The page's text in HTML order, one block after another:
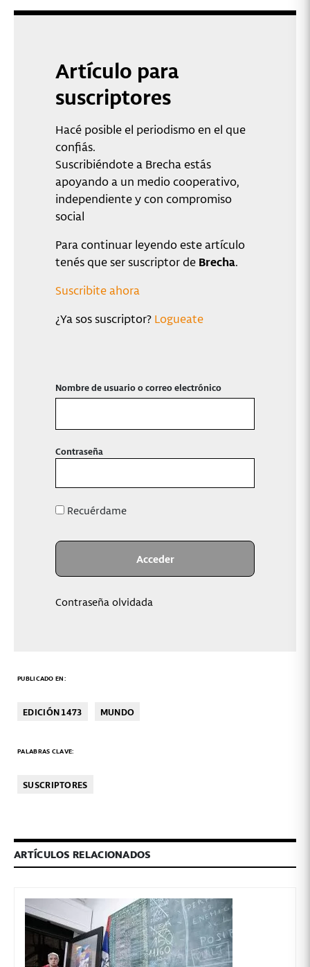
Artículo para
suscriptores
Hacé posible el periodismo en el que
confiás.
Suscribiéndote a Brecha estás
apoyando a un medio cooperativo,
independiente y con compromiso
social
Para continuar leyendo este artículo
tenés que ser suscriptor de Brecha.
Suscribite ahora
¿Ya sos suscriptor? Logueate
Nombre de usuario o correo electrónico
Contraseña
Recuérdame
Contraseña olvidada
PUBLICADO EN:
EDICIÓN 1473 MUNDO
PALABRAS CLAVE:
SUSCRIPTORES
ARTÍCULOS RELACIONADOS